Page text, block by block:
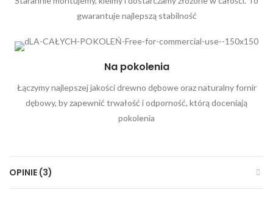
gwarantuje najlepszą stabilność
Na pokolenia
Łączymy najlepszej jakości drewno dębowe oraz naturalny fornir
dębowy, by zapewnić trwałość i odporność, którą doceniają
pokolenia
OPINIE (3)